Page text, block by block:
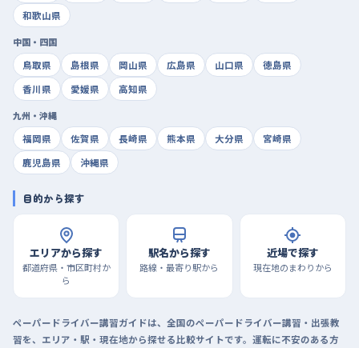
和歌山県
中国・四国
鳥取県
島根県 岡山県 広島県 山口県
徳島県
香川県
愛媛県 高知県
九州・沖縄
福岡県
佐賀県 長崎県 熊本県 大分県
宮崎県
鹿児島県
沖縄県
目的から探す
エリアから探す
都道府県・市区町村か
ら
駅名から探す
路線・最寄り駅から
近場で探す
現在地のまわりから
ペーパードライバー講習ガイドは、全国のペーパードライバー講習・出張教
習を、エリア・駅・現在地から探せる比較サイトです。運転に不安のある方